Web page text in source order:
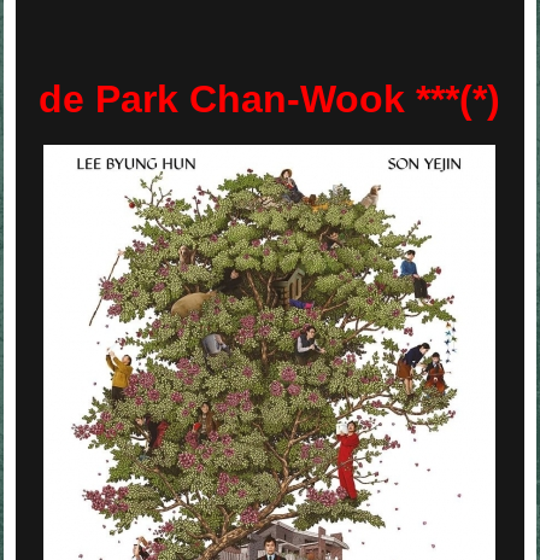
de Park Chan-Wook ***(*)